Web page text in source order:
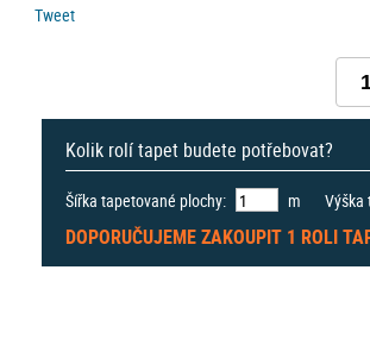
Tweet
Kolik rolí tapet budete potřebovat?
Šířka tapetované plochy: m Výška
DOPORUČUJEME ZAKOUPIT 1 ROLI